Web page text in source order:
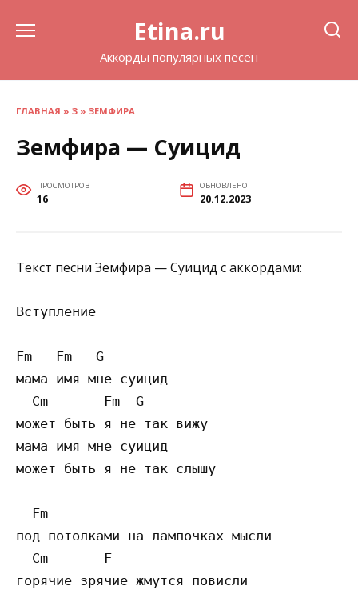
Etina.ru
Аккорды популярных песен
ГЛАВНАЯ » З » ЗЕМФИРА
Земфира — Суицид
ПРОСМОТРОВ
16
ОБНОВЛЕНО
20.12.2023
Текст песни Земфира — Суицид с аккордами:
Вступление
Fm   Fm   G
мама имя мне суицид
  Cm       Fm  G
может быть я не так вижу
мама имя мне суицид
может быть я не так слышу
  Fm
под потолками на лампочках мысли
  Cm       F
горячие зрячие жмутся повисли